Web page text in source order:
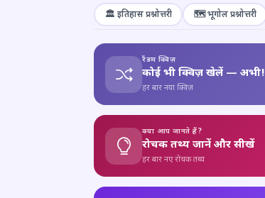
🏛️ इतिहास प्रश्नोत्तरी 🗺️ भूगोल प्रश्नोत्तरी
रैंडम क्विज़
कोई भी क्विज़ खेलें — अभी!
हर बार नया क्विज़
क्या आप जानते हैं?
रोचक तथ्य जानें और सीखें
हर बार नए रोचक तथ्य